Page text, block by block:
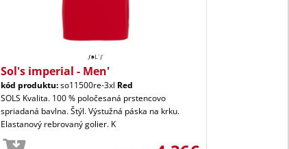
Sol's imperial - Men'
kód produktu:so11500re-3xl Red
SOLS Kvalita. 100 % poločesaná prstencovo
spriadaná bavlna. Štýl. Výstužná páska na krku.
Elastanový rebrovaný golier. K